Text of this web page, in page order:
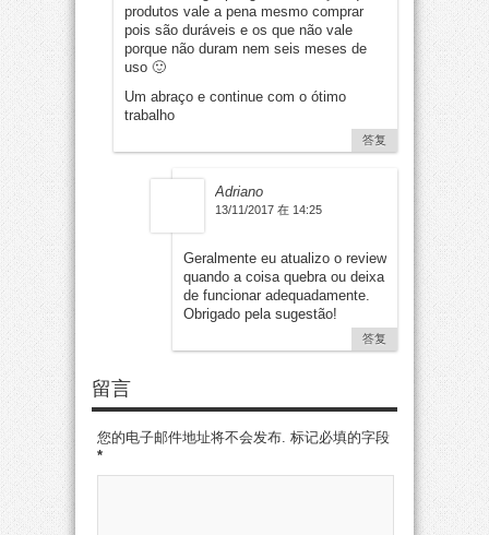
produtos vale a pena mesmo comprar
pois são duráveis e os que não vale
porque não duram nem seis meses de
uso 🙂
Um abraço e continue com o ótimo
trabalho
答复
Adriano
13/11/2017 在 14:25
Geralmente eu atualizo o review
quando a coisa quebra ou deixa
de funcionar adequadamente
Obrigado pela sugestão!
答复
留言
您的电子邮件地址将不会发布. 标记必填的字段
*